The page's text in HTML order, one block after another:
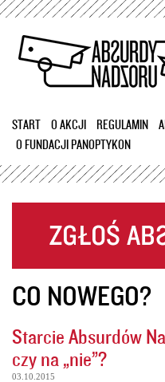
Przejdź
treści
START O AKCJI REGULAMIN
O FUNDACJI PANOPTYKON
CO NOWEGO?
Starcie Absurdów
czy na „nie”?
03.10.2015